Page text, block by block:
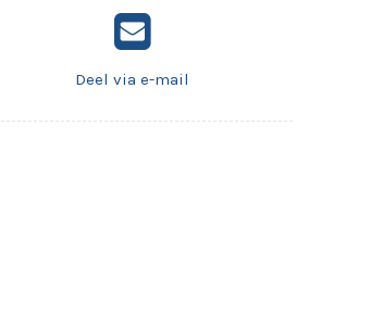
Deel via e-mail